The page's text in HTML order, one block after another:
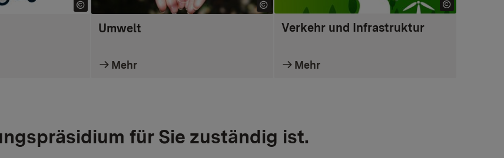
Umwelt
Mehr
Verkehr und Infrastruktur
Mehr
für Sie zuständig ist.